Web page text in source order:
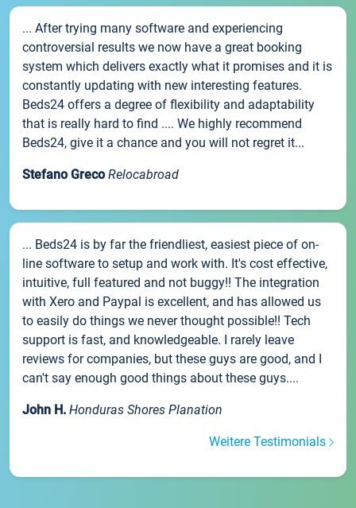
... After trying many software and experiencing
controversial results we now have a great booking
system which delivers exactly what it promises and it is
constantly updating with new interesting features.
Beds24 offers a degree of flexibility and adaptability
that is really hard to find .... We highly recommend
Beds24, give it a chance and you will not regret it...
Stefano Greco Relocabroad
... Beds24 is by far the friendliest, easiest piece of on-
line software to setup and work with. It's cost effective,
intuitive, full featured and not buggy!! The integration
with Xero and Paypal is excellent, and has allowed us
to easily do things we never thought possible!! Tech
support is fast, and knowledgeable. I rarely leave
reviews for companies, but these guys are good, and I
can't say enough good things about these guys....
John H. Honduras Shores Planation
Weitere Testimonials